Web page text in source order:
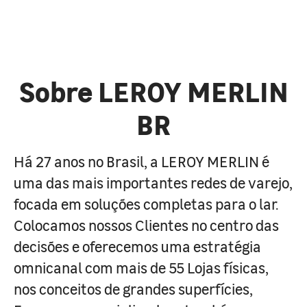
Sobre LEROY MERLIN
BR
Há 27 anos no Brasil, a LEROY MERLIN é
uma das mais importantes redes de varejo,
focada em soluções completas para o lar.
Colocamos nossos Clientes no centro das
decisões e oferecemos uma estratégia
omnicanal com mais de 55 Lojas físicas,
nos conceitos de grandes superfícies,